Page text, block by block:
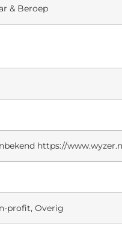
& Beroep
https://
profit, Overig